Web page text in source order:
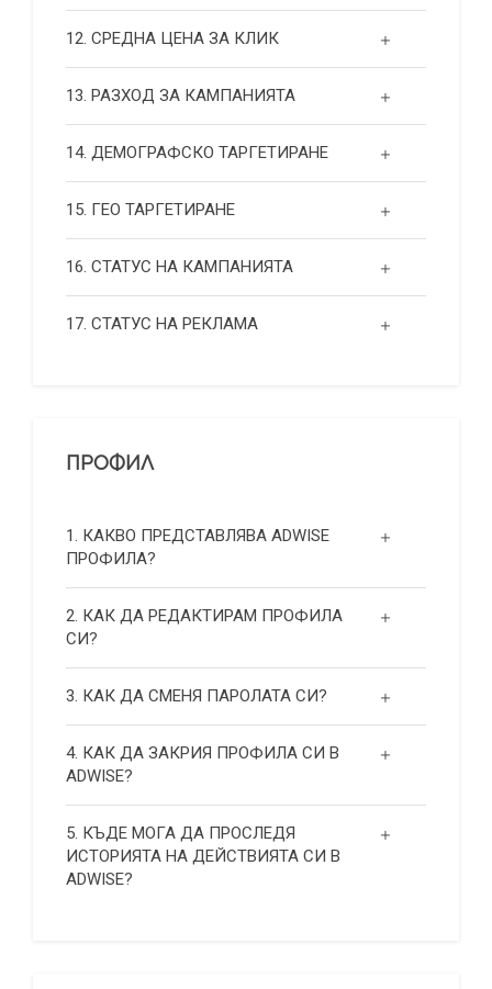
12. СРЕДНА ЦЕНА ЗА КЛИК
13. РАЗХОД ЗА КАМПАНИЯТА
14. ДЕМОГРАФСКО ТАРГЕТИРАНЕ
15. ГЕО ТАРГЕТИРАНЕ
16. СТАТУС НА КАМПАНИЯТА
17. СТАТУС НА РЕКЛАМА
ПРОФИЛ
1. КАКВО ПРЕДСТАВЛЯВА ADWISE
ПРОФИЛА?
2. КАК ДА РЕДАКТИРАМ ПРОФИЛА
СИ?
3. КАК ДА СМЕНЯ ПАРОЛАТА СИ?
4. КАК ДА ЗАКРИЯ ПРОФИЛА СИ В
ADWISE?
5. КЪДЕ МОГА ДА ПРОСЛЕДЯ
ИСТОРИЯТА НА ДЕЙСТВИЯТА СИ В
ADWISE?